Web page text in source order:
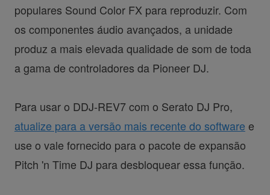
populares Sound Color FX para reproduzir. Com
os componentes áudio avançados, a unidade
produz a mais elevada qualidade de som de toda
a gama de controladores da Pioneer DJ.
Para usar o DDJ-REV7 com o Serato DJ Pro,
atualize para a versão mais recente do software e
use o vale fornecido para o pacote de expansão
Pitch 'n Time DJ para desbloquear essa função.